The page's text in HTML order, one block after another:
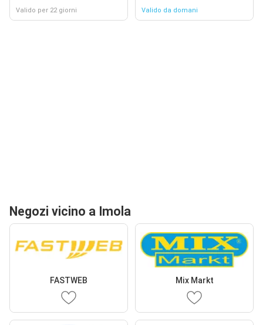
Valido per 22 giorni Valido da domani
Negozi vicino a Imola
FASTWEB Mix Markt